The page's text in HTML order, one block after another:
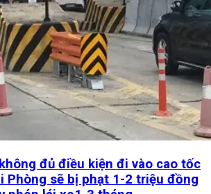
đủ điều kiện đi vào cao tốc
Phòng sẽ bị phạt 1-2 triệu đồng